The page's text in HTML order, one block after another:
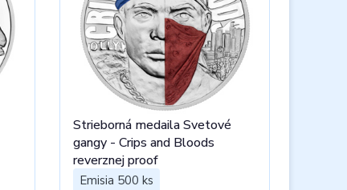
Strieborná medaila Svetové
gangy - Crips and Bloods
reverznej proof
Emisia 500 ks